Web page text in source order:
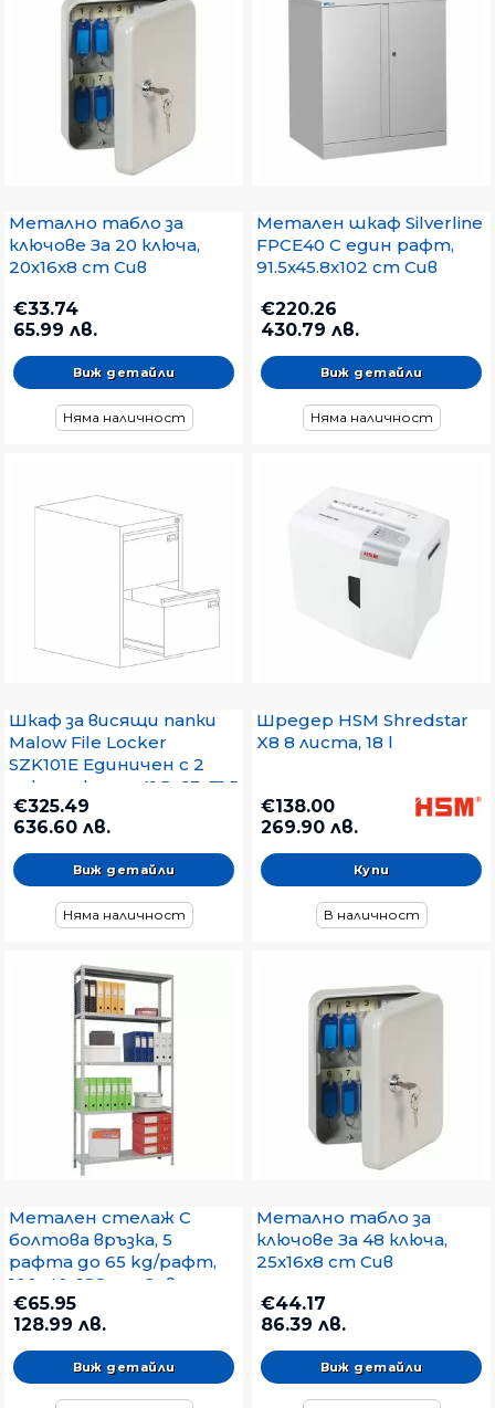
Метално табло за
ключове За 20 ключа,
20x16x8 cm Сив
€33.74
65.99 лв.
Виж детайли
Няма наличност
Метален шкаф Silverline
FPCE40 С един рафт,
91.5x45.8x102 cm Сив
€220.26
430.79 лв.
Виж детайли
Няма наличност
Шкаф за висящи папки
Malow File Locker
SZK101E Единичен с 2
чекмеджета, 41.5x63x71.5
cm, Сив
€325.49
636.60 лв.
Виж детайли
Няма наличност
Шредер HSM Shredstar
X8 8 листа, 18 l
€138.00
269.90 лв.
В наличност
Метален стелаж С
болтова връзка, 5
рафта до 65 kg/рафт,
100х40х188 cm Сив
€65.95
128.99 лв.
Виж детайли
Метално табло за
ключове За 48 ключа,
25x16x8 cm Сив
€44.17
86.39 лв.
Виж детайли